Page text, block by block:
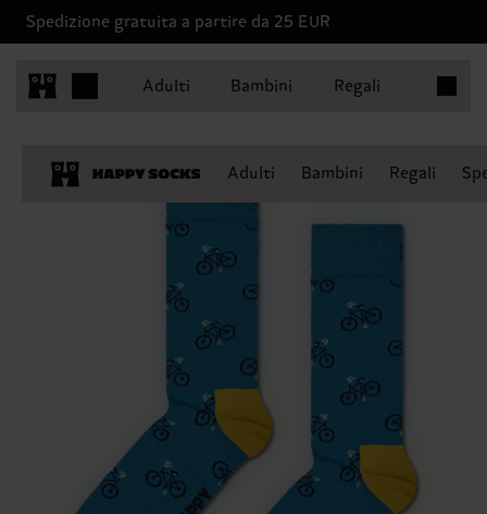
Spedizione gratuita a partire da 25 EUR
Adulti Bambini Regali
Adulti Bambini Regali